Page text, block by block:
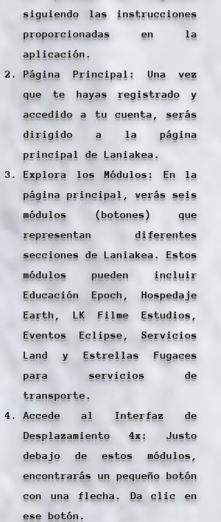
siguiendo las instrucciones
proporcionadas en la
aplicación.
Página Principal: Una vez
que te hayas registrado y
accedido a tu cuenta, serás
dirigido a la página
principal de Laniakea.
Explora los Módulos: En la
página principal, verás seis
módulos (botones) que
representan diferentes
secciones de Laniakea. Estos
módulos pueden incluir
Educación Epoch, Hospedaje
Earth, LK Filme Estudios,
Eventos Eclipse, Servicios
Land y Estrellas Fugaces
para servicios de
transporte.
Accede al Interfaz de
Desplazamiento 4x: Justo
debajo de estos módulos,
encontrarás un pequeño botón
con una flecha. Da clic en
ese botón.